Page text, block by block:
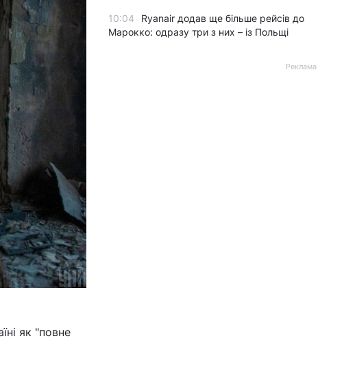
як "повне
10:04
Ryanair додав ще більше рейсів до
Марокко: одразу три з них – із Польщі
Реклама